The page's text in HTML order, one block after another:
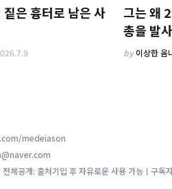
은 흉터로 남은 사
그는 왜
총을 발
by이상한 옴
medeiason
체공개: 출처기입 후 자유로운 사용 가능ㅣ구독